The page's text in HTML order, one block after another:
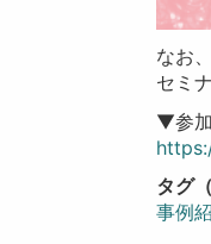
なお
セミ
▼参
タグ
事例